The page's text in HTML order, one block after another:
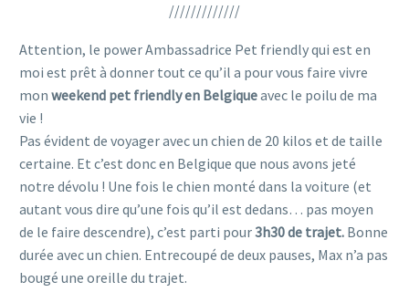
/////////////
Attention, le power Ambassadrice Pet friendly qui est en
moi est prêt à donner tout ce qu’il a pour vous faire vivre
mon weekend pet friendly en Belgiqueavec le poilu de ma
vie !
Pas évident de voyager avec un chien de 20 kilos et de taille
certaine. Et c’est donc en Belgique que nous avons jeté
notre dévolu ! Une fois le chien monté dans la voiture (et
autant vous dire qu’une fois qu’il est dedans… pas moyen
de le faire descendre), c’est parti pour3h30 de trajet. Bonne
durée avec un chien. Entrecoupé de deux pauses, Max n’a pas
bougé une oreille du trajet.